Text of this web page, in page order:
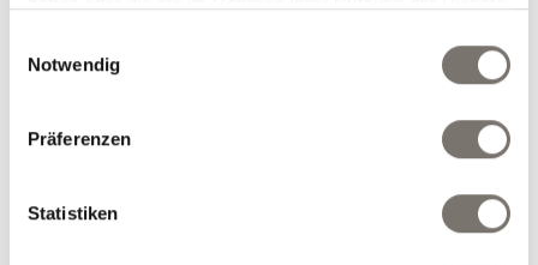
Notwendig
Präferenzen
Statistiken
inklusive Halbpension
€ 588,00 /Pers.